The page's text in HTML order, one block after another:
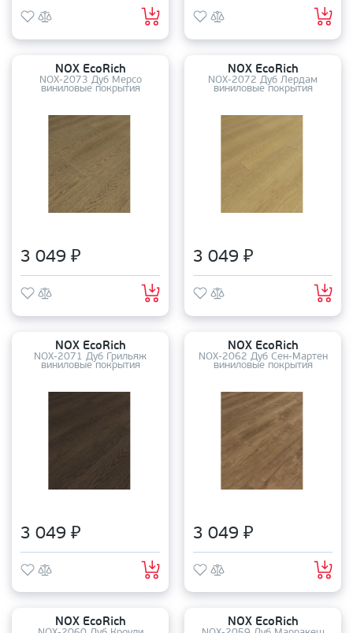
NOX EcoRich
NOX-2073 Дуб Мерсо
виниловые покрытия
3 049 ₽
NOX EcoRich
NOX-2072 Дуб Лердам
виниловые покрытия
3 049 ₽
NOX EcoRich
NOX-2071 Дуб Грильяж
виниловые покрытия
3 049 ₽
NOX EcoRich
NOX-2062 Дуб Сен-Мартен
виниловые покрытия
3 049 ₽
NOX EcoRich NOX EcoRich